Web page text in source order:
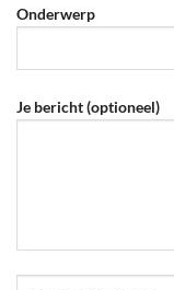
Onderwerp
Je bericht (optioneel)